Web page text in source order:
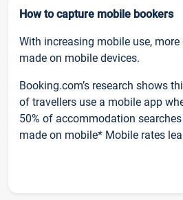
How to capture mobile bookers
With increasing mobile use,
made on mobile devices.
Booking.com’s research shows
of travellers use a mobile app
50% of accommodation
made on mobile* Mobile rates